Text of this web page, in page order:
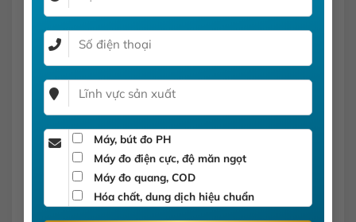
Máy, bút đo PH
Máy đo điện cực, độ măn ngọt
Máy đo quang, COD
Hóa chất, dung dịch hiệu chuẩn
393.2K
Độ phân giải 0.1oC; 0.1oF;
0.1K
(@25
C/77o F)
± 0.4oC; ±
0.8 oF; ± 0.4K
Ghi dữ liệu
lên đến 400 bản
ghi (200 bản ghi
chuẩn độ, 200
bản ghi pH/mV)
HI1131B thân